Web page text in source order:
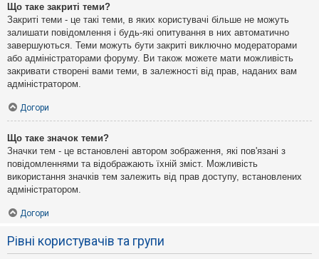
Що таке закриті теми?
Закриті теми - це такі теми, в яких користувачі більше не можуть
залишати повідомлення і будь-які опитування в них автоматично
завершуються. Теми можуть бути закриті виключно модераторами
або адміністраторами форуму. Ви також можете мати можливість
закривати створені вами теми, в залежності від прав, наданих вам
адміністратором.
Догори
Що таке значок теми?
Значки тем - це встановлені автором зображення, які пов'язані з
повідомленнями та відображають їхній зміст. Можливість
використання значків тем залежить від прав доступу, встановлених
адміністратором.
Догори
Рівні користувачів та групи